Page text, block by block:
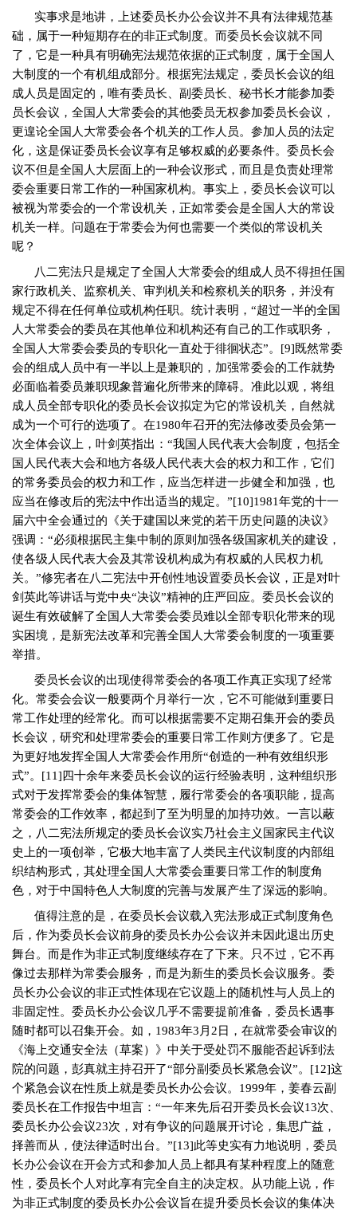
实事求是地讲，上述委员长办公会议并不具有法律规范基
础，属于一种短期存在的非正式制度。而委员长会议就不同
了，它是一种具有明确宪法规范依据的正式制度，属于全国人
大制度的一个有机组成部分。根据宪法规定，委员长会议的组
成人员是固定的，唯有委员长、副委员长、秘书长才能参加委
员长会议，全国人大常委会的其他委员无权参加委员长会议，
更遑论全国人大常委会各个机关的工作人员。参加人员的法定
化，这是保证委员长会议享有足够权威的必要条件。委员长会
议不但是全国人大层面上的一种会议形式，而且是负责处理常
委会重要日常工作的一种国家机构。事实上，委员长会议可以
被视为常委会的一个常设机关，正如常委会是全国人大的常设
机关一样。问题在于常委会为何也需要一个类似的常设机关
呢？
八二宪法只是规定了全国人大常委会的组成人员不得担任国
家行政机关、监察机关、审判机关和检察机关的职务，并没有
规定不得在任何单位或机构任职。统计表明，“超过一半的全国
人大常委会的委员在其他单位和机构还有自己的工作或职务，
全国人大常委会委员的专职化一直处于徘徊状态”。 [9]既然常委
会的组成人员中有一半以上是兼职的，加强常委会的工作就势
必面临着委员兼职现象普遍化所带来的障碍。准此以观，将组
成人员全部专职化的委员长会议拟定为它的常设机关，自然就
成为一个可行的选项了。在1980年召开的宪法修改委员会第一
次全体会议上，叶剑英指出：“我国人民代表大会制度，包括全
国人民代表大会和地方各级人民代表大会的权力和工作，它们
的常务委员会的权力和工作，应当怎样进一步健全和加强，也
应当在修改后的宪法中作出适当的规定。”[10]1981年党的十一
届六中全会通过的《关于建国以来党的若干历史问题的决议》
强调：“必须根据民主集中制的原则加强各级国家机关的建设，
使各级人民代表大会及其常设机构成为有权威的人民权力机
关。”修宪者在八二宪法中开创性地设置委员长会议，正是对叶
剑英此等讲话与党中央“决议”精神的庄严回应。委员长会议的
诞生有效破解了全国人大常委会委员难以全部专职化带来的现
实困境，是新宪法改革和完善全国人大常委会制度的一项重要
举措。
委员长会议的出现使得常委会的各项工作真正实现了经常
化。常委会会议一般要两个月举行一次，它不可能做到重要日
常工作处理的经常化。而可以根据需要不定期召集开会的委员
长会议，研究和处理常委会的重要日常工作则方便多了。它是
为更好地发挥全国人大常委会作用所“创造的一种有效组织形
式”。 [11] 四十余年来委员长会议的运行经验表明，这种组织形
式对于发挥常委会的集体智慧，履行常委会的各项职能，提高
常委会的工作效率，都起到了至为明显的加持功效。一言以蔽
之，八二宪法所规定的委员长会议实乃社会主义国家民主代议
史上的一项创举，它极大地丰富了人类民主代议制度的内部组
织结构形式，其处理全国人大常委会重要日常工作的制度角
色，对于中国特色人大制度的完善与发展产生了深远的影响。
值得注意的是，在委员长会议载入宪法形成正式制度角色
后，作为委员长会议前身的委员长办公会议并未因此退出历史
舞台。而是作为非正式制度继续存在了下来。只不过，它不再
像过去那样为常委会服务，而是为新生的委员长会议服务。委
员长办公会议的非正式性体现在它议题上的随机性与人员上的
非固定性。委员长办公会议几乎不需要提前准备，委员长遇事
随时都可以召集开会。如， 1983年3 月 2 日，在就常委会审议的
《海上交通安全法（草案）》中关于受处罚不服能否起诉到法
院的问题，彭真就主持召开了“部分副委员长紧急会议”。 [12]这
个紧急会议在性质上就是委员长办公会议。 1999年，姜春云副
委员长在工作报告中坦言：“一年来先后召开委员长会议13次、
委员长办公会议23次，对有争议的问题展开讨论，集思广益，
择善而从，使法律适时出台。”[13]此等史实有力地说明，委员
长办公会议在开会方式和参加人员上都具有某种程度上的随意
性，委员长个人对此享有完全自主的决定权。从功能上说，作
为非正式制度的委员长办公会议旨在提升委员长会议的集体决